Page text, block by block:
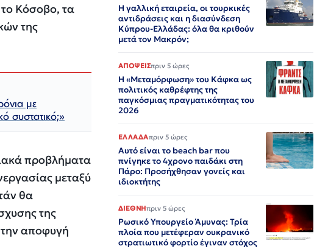
Κόσοβο, τα
της
με
συστατικό;»
προβλήματα
μεταξύ
θα
της
αποφυγή
Η γαλλική εταιρεία, οι τουρκικές
αντιδράσεις και η διασύνδεση
Κύπρου-Ελλάδας: όλα θα κριθούν
μετά τον Μακρόν;
ΑΠΟΨΕΙΣπριν 5 ώρες
Η «Μεταμόρφωση» του Κάφκα ως
πολιτικός καθρέφτης της
παγκόσμιας πραγματικότητας του
2026
ΕΛΛΑΔΑπριν 5 ώρες
Αυτό είναι το beach bar που
πνίγηκε το 4χρονο παιδάκι στη
Πάρο: Προσήχθησαν γονείς και
ιδιοκτήτης
ΔΙΕΘΝΗπριν 5 ώρες
Ρωσικό Υπουργείο Άμυνας: Τρία
πλοία που μετέφεραν ουκρανικό
στρατιωτικό φορτίο έγιναν στόχος